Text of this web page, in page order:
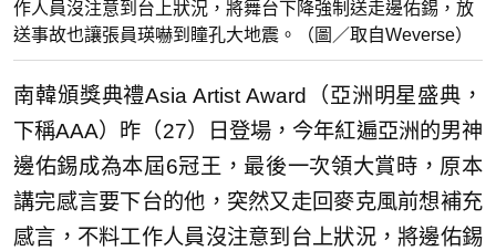
作人員沒注意到台上狀況，將舞台下降強制送走邊佑錫，放
送事故也讓張員瑛嚇到瞳孔大地震。（圖／取自Weverse）
南韓頒獎典禮Asia Artist Award（亞洲明星盛典，
下稱AAA）昨（27）日登場，今年紅遍亞洲的男神
邊佑錫成為本屆6冠王，最後一次領大賞時，原本
講完感言要下台的他，突然又走回麥克風前想補充
感言，不料工作人員沒注意到台上狀況，將邊佑錫